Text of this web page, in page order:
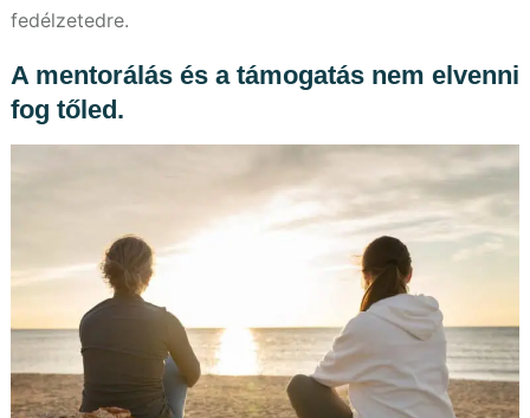
fedélzetedre.
A mentorálás és a támogatás nem elvenni
fog tőled.